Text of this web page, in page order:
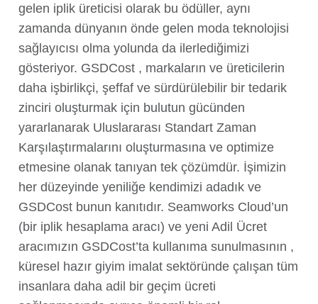
gelen iplik üreticisi olarak bu ödüller, aynı
zamanda dünyanın önde gelen moda teknolojisi
sağlayıcısı olma yolunda da ilerlediğimizi
gösteriyor. GSDCost , markaların ve üreticilerin
daha işbirlikçi, şeffaf ve sürdürülebilir bir tedarik
zinciri oluşturmak için bulutun gücünden
yararlanarak Uluslararası Standart Zaman
Karşılaştırmalarını oluşturmasına ve optimize
etmesine olanak tanıyan tek çözümdür. İşimizin
her düzeyinde yeniliğe kendimizi adadık ve
GSDCost bunun kanıtıdır. Seamworks Cloud’un
(bir iplik hesaplama aracı) ve yeni Adil Ücret
aracımızın GSDCost’ta kullanıma sunulmasının ,
küresel hazır giyim imalat sektöründe çalışan tüm
insanlara daha adil bir geçim ücreti